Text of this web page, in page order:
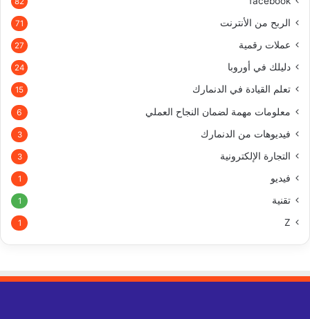
الربح من الأنترنت 71
عملات رقمية 27
دليلك في أوروبا 24
تعلم القيادة في الدنمارك 15
معلومات مهمة لضمان النجاح العملي 6
فيديوهات من الدنمارك 3
التجارة الإلكترونية 3
فيديو 1
تقنية 1
Z
1